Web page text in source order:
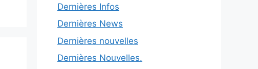
Dernières Infos
Dernières News
Dernières nouvelles
Dernières Nouvelles.